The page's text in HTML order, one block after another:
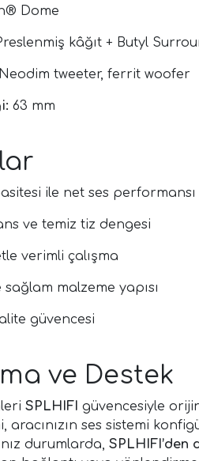
Dome
kâğıt + Butyl
Neodim tweeter, ferrit woofer
63 mm
ile net ses performansı
ve temiz tiz dengesi
verimli çalışma
malzeme yapısı
güvencesi
ve Destek
SPLHIFI güvencesiyle
aracınızın ses sistemi
durumlarda, SPLHIFI’den